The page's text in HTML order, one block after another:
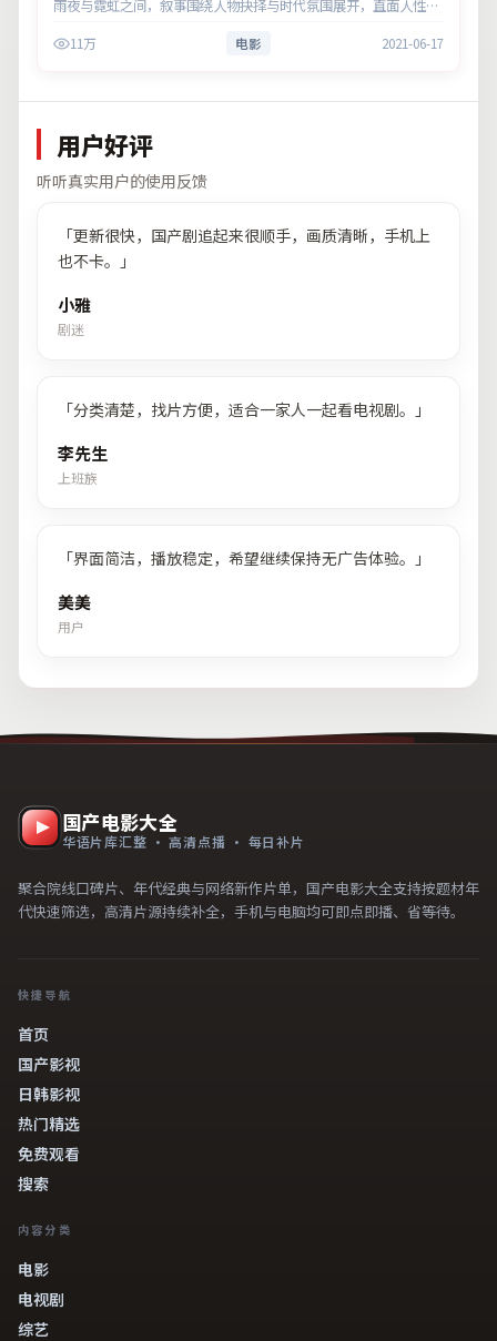
雨夜与霓虹之间，叙事围绕人物抉择与时代氛围展开，直面人性的
义。11万 电影 2021-06-17
用户好评
听听真实用户的使用反馈
「更新很快，国产剧追起来很顺手，画质清晰，手机上
也不卡。
」
小雅
剧迷
「分类清楚，找片方便，适合一家人一起看电视剧。 」
李先生
上班族
「界面简洁，播放稳定，希望继续保持无广告体验。 」
美美
用户
国产电影大全
华语片库汇整 · 高清点播 · 每日补片
聚合院线口碑片、年代经典与网络新作片单，国产电影大全支持按题材年
代快速筛选，高清片源持续补全，手机与电脑均可即点即播、省等待。
快捷导航
首页
国产影视
日韩影视
热门精选
免费观看
搜索
内容分类
电影
电视剧
综艺